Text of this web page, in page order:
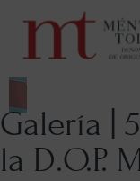
Galería |
la D.O.P.